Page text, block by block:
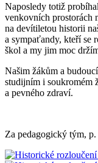
Naposledy totiž
venkovních prostorách
na devítiletou historii
a sympaťandy, kteří se
škol a my jim moc
Našim žákům a
studijním i soukromém
a pevného zdraví.
Za pedagogický tým,